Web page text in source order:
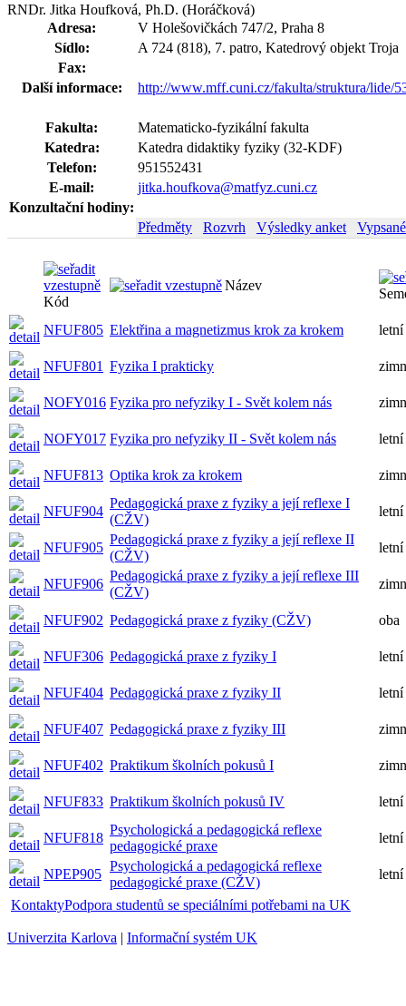
RNDr. Jitka Houfková, Ph.D. (Horáčková)
Adresa:
V Holešovičkách 747/2, Praha 8
Sídlo:
A 724 (818), 7. patro, Katedrový objekt Troja
Fax:
Další informace:
http://www.mff.cuni.cz/fakulta/struktura/lide/
Fakulta:
Matematicko-fyzikální fakulta
Katedra:
Katedra didaktiky fyziky (32-KDF)
Telefon:
951552431
E-mail:
jitka.houfkova@matfyz.cuni.cz
Konzultační hodiny:
Předměty
Rozvrh Výsledky anket
Kód
Název
NFUF805 Elektřina a magnetizmus krok za krokem letní
NFUF801 Fyzika I prakticky
NOFY016 Fyzika pro nefyziky I - Svět kolem nás
NOFY017 Fyzika pro nefyziky II - Svět kolem nás letní
NFUF813 Optika krok za krokem
NFUF904
Pedagogická praxe z fyziky a její reflexe I
(CŽV)
letní
NFUF905
Pedagogická praxe z fyziky a její reflexe II
(CŽV)
letní
NFUF906
Pedagogická praxe z fyziky a její reflexe III
(CŽV)
NFUF902 Pedagogická praxe z fyziky (CŽV) oba
NFUF306 Pedagogická praxe z fyziky I letní
NFUF404 Pedagogická praxe z fyziky II letní
NFUF407 Pedagogická praxe z fyziky III
NFUF402 Praktikum školních pokusů I
NFUF833 Praktikum školních pokusů IV letní
NFUF818
Psychologická a pedagogická reflexe
pedagogické praxe
letní
NPEP905
Psychologická a pedagogická reflexe
pedagogické praxe (CŽV)
letní
KontaktyPodpora studentů se speciálními potřebami na UK
Univerzita Karlova | Informační systém UK